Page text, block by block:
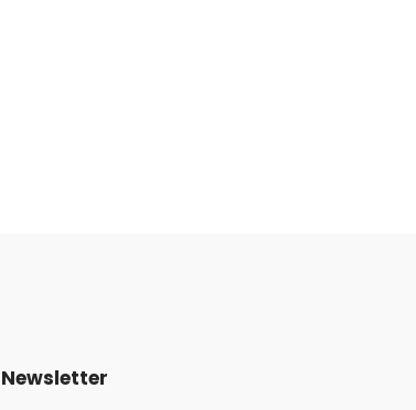
Newsletter